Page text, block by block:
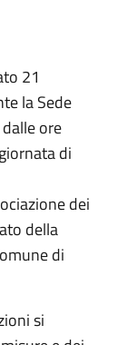
21
la Sede
ore
di
dei
della
di
si